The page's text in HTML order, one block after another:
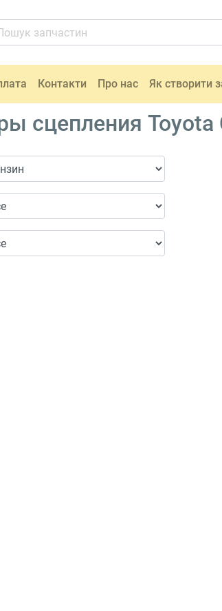
Контакти Про нас Як створити
сцепления Toyota